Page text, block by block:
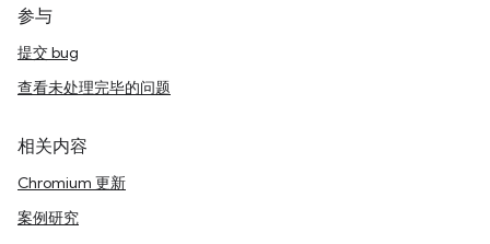
参与
提交 bug
查看未处理完毕的问题
相关内容
Chromium 更新
案例研究